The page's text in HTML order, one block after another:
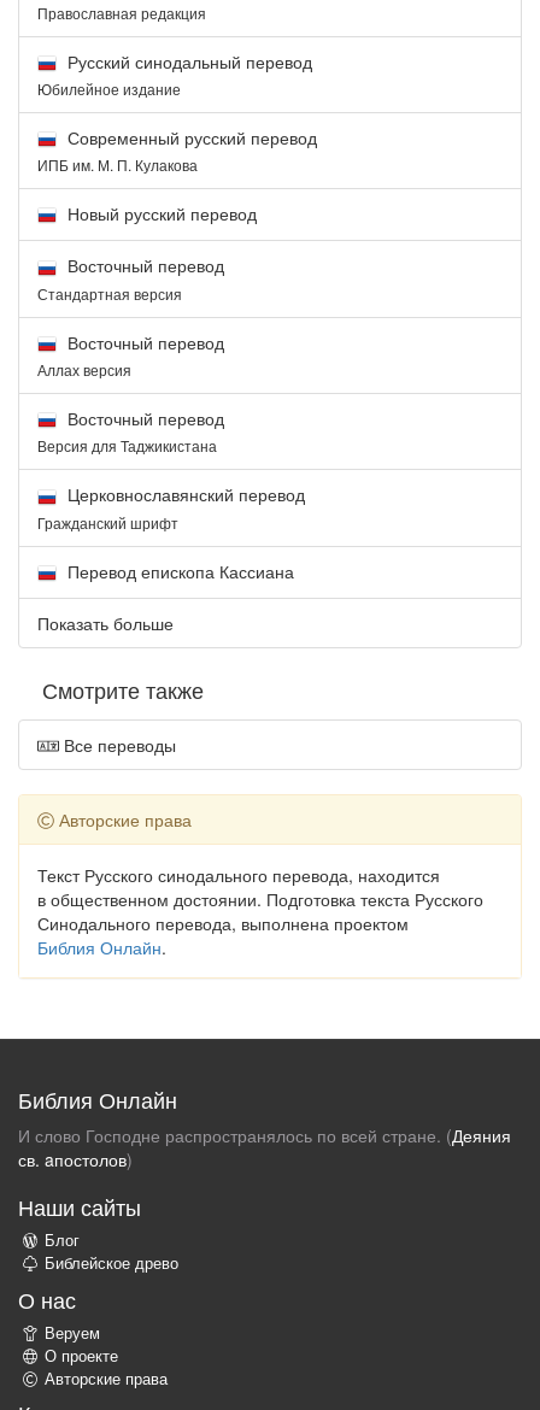
Православная редакция
Русский синодальный перевод
Юбилейное издание
Современный русский перевод
ИПБ им. М. П. Кулакова
Новый русский перевод
Восточный перевод
Стандартная версия
Восточный перевод
Аллах версия
Восточный перевод
Версия для Таджикистана
Церковнославянский перевод
Гражданский шрифт
Перевод епископа Кассиана
Показать больше
Смотрите также
Все переводы
Авторские права
Текст Русского синодального перевода, находится
в общественном достоянии. Подготовка текста Русского
Синодального перевода, выполнена проектом
Библия Онлайн.
Библия Онлайн
И слово Господне распространялось по всей стране. (Деяния
св. aпостолов)
Наши сайты
Блог
Библейское древо
О нас
Веруем
О проекте
Авторские права